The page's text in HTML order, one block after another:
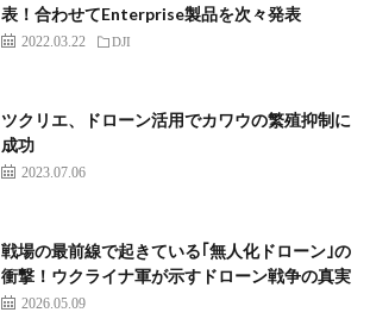
表！合わせてEnterprise製品を次々発表
2022.03.22 DJI
ツクリエ、ドローン活用でカワウの繁殖抑制に
成功
2023.07.06
戦場の最前線で起きている｢無人化ドローン｣の
衝撃！ウクライナ軍が示すドローン戦争の真実
2026.05.09